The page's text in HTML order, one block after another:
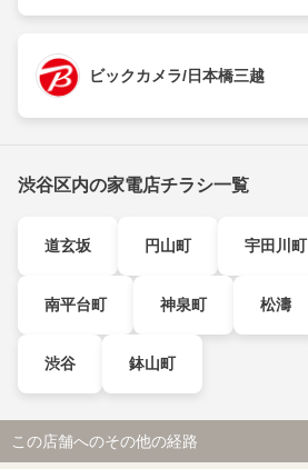
ビックカメラ/日本橋三越
渋谷区内の家電店チラシ一覧
道玄坂 円山町 宇田川町
南平台町 神泉町 松濤
渋谷 鉢山町
この店舗へのその他の経路